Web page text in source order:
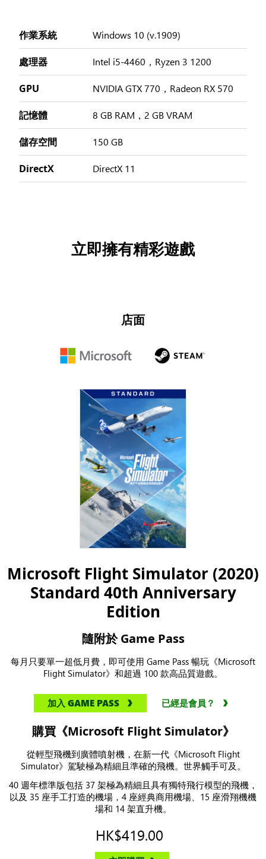
作業系統 Windows 10 (v.1909)
處理器 Intel i5-4460，Ryzen 3 1200
GPU NVIDIA GTX 770，Radeon RX 570
記憶體 8 GB RAM，2 GB VRAM
儲存空間 150 GB
DirectX DirectX 11
立即擁有精彩遊戲
店面
Microsoft Flight Simulator (2020)
Standard 40th Anniversary
Edition
隨附於 Game Pass
每月只要單一超低月費，即可使用 Game Pass 暢玩《Microsoft
Flight Simulator》和超過 100 款高品質遊戲。
加入 GAME PASS 已經是會員？
購買《Microsoft Flight Simulator》
從輕型飛機到廣體噴射機，在新一代《Microsoft Flight
Simulator》駕駛極為精細且準確的飛機。世界觸手可及。
40 週年標準版包括 37 架極為精細且具有獨特飛行模型的飛機，
以及 35 座手工打造的機場，4 座經典商用機場、15 座滑翔機機
場和 14 架直升機。
HK$419.00